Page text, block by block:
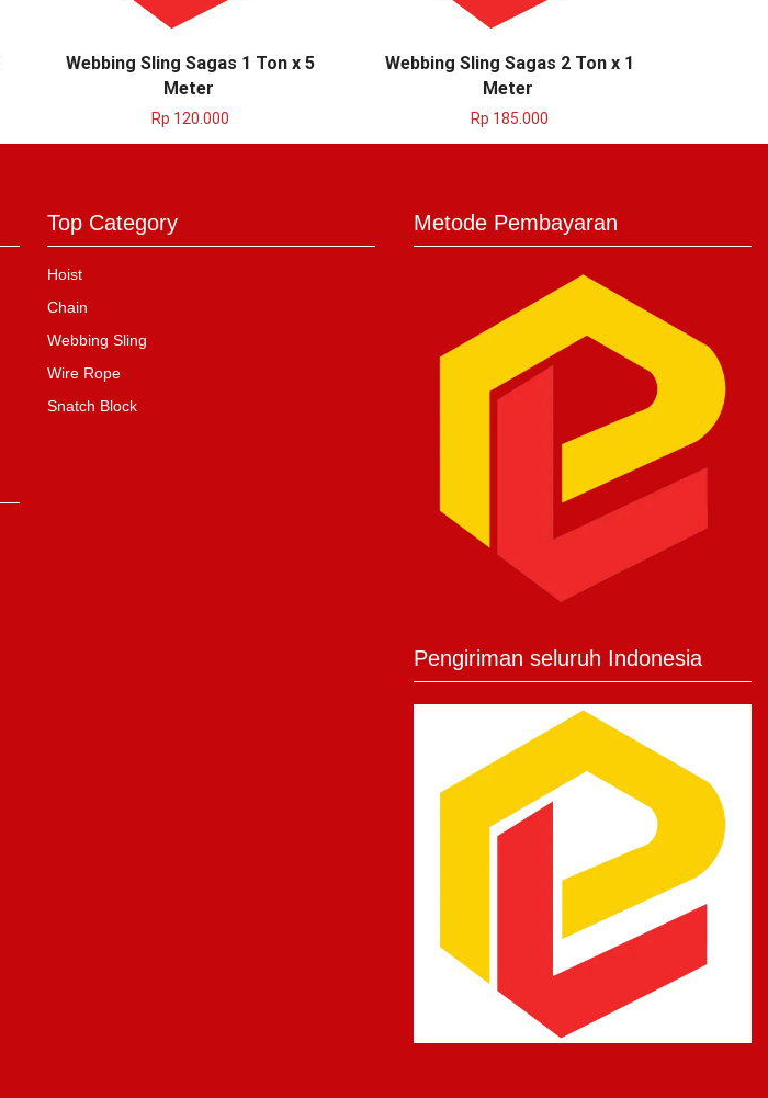
Webbing Sling Sagas 1 Ton x 5
Meter
Rp 120.000
Webbing Sling Sagas 2 Ton x 1
Meter
Rp 185.000
Top Category
Hoist
Chain
Webbing Sling
Wire Rope
Snatch Block
Metode Pembayaran
Pengiriman seluruh Indonesia